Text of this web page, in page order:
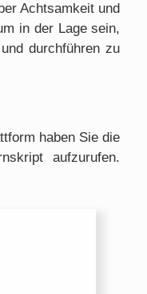
Achtsamkeit und
in der Lage sein,
durchführen zu
haben Sie die
aufzurufen.